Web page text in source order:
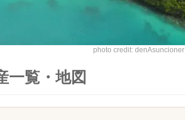
photo credit: denAsuncioner
一覧・地図